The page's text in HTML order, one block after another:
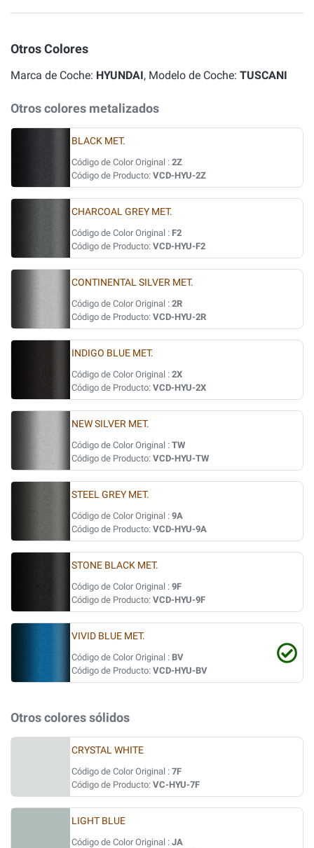
Otros Colores
Marca de Coche: HYUNDAI, Modelo de Coche: TUSCANI
Otros colores metalizados
BLACK MET.
Código de Color Original : 2Z
Código de Producto: VCD-HYU-2Z
CHARCOAL GREY MET.
Código de Color Original : F2
Código de Producto: VCD-HYU-F2
CONTINENTAL SILVER MET.
Código de Color Original : 2R
Código de Producto: VCD-HYU-2R
INDIGO BLUE MET.
Código de Color Original : 2X
Código de Producto: VCD-HYU-2X
NEW SILVER MET.
Código de Color Original : TW
Código de Producto: VCD-HYU-TW
STEEL GREY MET.
Código de Color Original : 9A
Código de Producto: VCD-HYU-9A
STONE BLACK MET.
Código de Color Original : 9F
Código de Producto: VCD-HYU-9F
VIVID BLUE MET.
Código de Color Original : BV
Código de Producto: VCD-HYU-BV
Otros colores sólidos
CRYSTAL WHITE
Código de Color Original : 7F
Código de Producto: VC-HYU-7F
LIGHT BLUE
Código de Color Original : JA